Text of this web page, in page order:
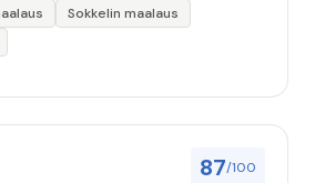
viikoksi. Maalaistulos on oikein
erinomaista, jälkityöt tehtiin
Erityiskiitos itse maalareille:
Sokkelin maalaus
87/100